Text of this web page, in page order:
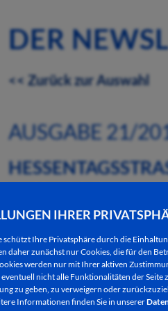
IHRER
schützt Ihre Privatsphäre durch die
daher zunächst nur Cookies, die für den
werden nur mit Ihrer aktiven
nicht alle Funktionalitäten der Seite
zu geben, zu verweigern oder
Informationen finden Sie in unserer
DER
<< Zurück zur Auswahl
AUSGABE 21/
Seit gestern sind
vom 07. bis 16. Juni 2019